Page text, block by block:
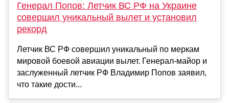
Генерал Попов: Летчик ВС РФ на Украине
совершил уникальный вылет и установил
рекорд
Летчик ВС РФ совершил уникальный по меркам
мировой боевой авиации вылет. Генерал-майор и
заслуженный летчик РФ Владимир Попов заявил,
что такие дости...